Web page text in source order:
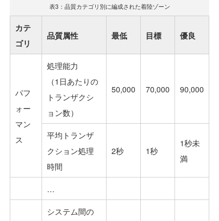
表3：品質カテゴリ別に編成された着陸ゾーン
カテ
ゴリ
品質属性 最低 目標 優良
パフ
ォー
マン
ス
処理能力
（1日あたりの
トランザクシ
ョン数）
50,000 70,000 90,000
平均トランザ
クション処理
時間
2秒 1秒
1秒未
満
…
システム間の